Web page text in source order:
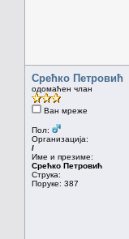
Срећко Петровић
одомаћен члан
Ван мреже
Пол:
Организација:
/
Име и презиме:
Срећко Петровић
Струка:
Поруке: 387